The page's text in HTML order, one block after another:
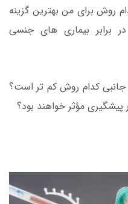
روش برای من بهترین گزینه
برابر بیماری های جنسی
کدام روش کم تر است؟
مؤثر خواهند بود؟